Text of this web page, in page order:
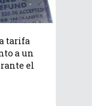
tarifa
a un
el